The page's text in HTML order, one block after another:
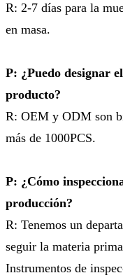
R: 2-7 días para la
en masa.
P: ¿Puedo designar
producto?
R: OEM y ODM son
más de 1000PCS.
P: ¿Cómo
producción?
R: Tenemos un
seguir la materia
Instrumentos de